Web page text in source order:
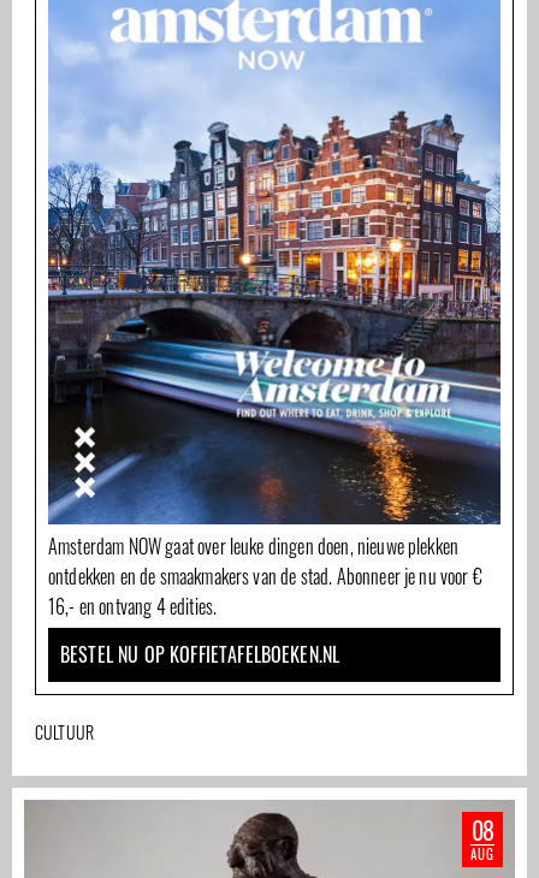
Amsterdam NOW gaat over leuke dingen doen, nieuwe plekken
ontdekken en de smaakmakers van de stad. Abonneer je nu voor €
16,- en ontvang 4 edities.
BESTEL NU OP KOFFIETAFELBOEKEN.NL
CULTUUR
08
AUG